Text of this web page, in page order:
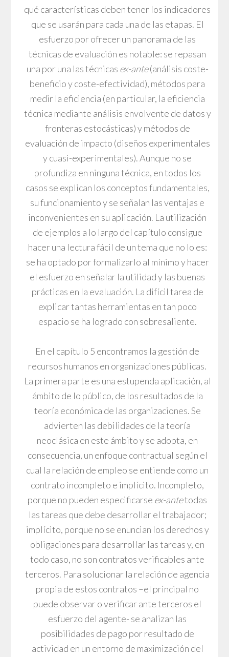
qué características deben tener los indicadores
que se usarán para cada una de las etapas. El
esfuerzo por ofrecer un panorama de las
técnicas de evaluación es notable: se repasan
una por una las técnicas ex-ante(análisis coste-
beneficio y coste-efectividad), métodos para
medir la eficiencia (en particular, la eficiencia
técnica mediante análisis envolvente de datos y
fronteras estocásticas) y métodos de
evaluación de impacto (diseños experimentales
y cuasi-experimentales). Aunque no se
profundiza en ninguna técnica, en todos los
casos se explican los conceptos fundamentales,
su funcionamiento y se señalan las ventajas e
inconvenientes en su aplicación. La utilización
de ejemplos a lo largo del capítulo consigue
hacer una lectura fácil de un tema que no lo es:
se ha optado por formalizarlo al mínimo y hacer
el esfuerzo en señalar la utilidad y las buenas
prácticas en la evaluación. La difícil tarea de
explicar tantas herramientas en tan poco
espacio se ha logrado con sobresaliente.
En el capítulo 5 encontramos la gestión de
recursos humanos en organizaciones públicas.
La primera parte es una estupenda aplicación, al
ámbito de lo público, de los resultados de la
teoría económica de las organizaciones. Se
advierten las debilidades de la teoría
neoclásica en este ámbito y se adopta, en
consecuencia, un enfoque contractual según el
cual la relación de empleo se entiende como un
contrato incompleto e implícito. Incompleto,
porque no pueden especificarse ex-antetodas
las tareas que debe desarrollar el trabajador;
implícito, porque no se enuncian los derechos y
obligaciones para desarrollar las tareas y, en
todo caso, no son contratos verificables ante
terceros. Para solucionar la relación de agencia
propia de estos contratos –el principal no
puede observar o verificar ante terceros el
esfuerzo del agente- se analizan las
posibilidades de pago por resultado de
actividad en un entorno de maximización del